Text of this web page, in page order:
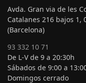
Avda. Gran via de les
Catalanes 216 bajos 1,
(Barcelona)
93 332 10 71
De L-V de 9 a 20:30h
Sábados de 9:00 a
Domingos cerrado